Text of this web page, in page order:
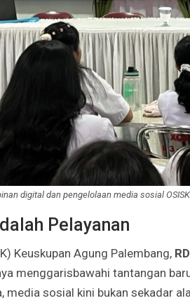
digital dan pengelolaan media sosial
Pelayanan
Keuskupan Agung Palembang,
menggarisbawahi tantangan
media sosial kini bukan sekadar